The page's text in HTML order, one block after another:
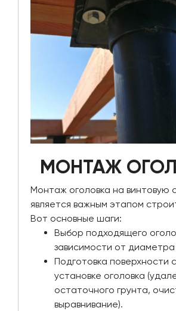
МОНТАЖ
Монтаж оголовка на винтовую
является важным этапом
Вот основные шаги:
Выбор подходящего
зависимости от диаметра
Подготовка поверхности
установке оголовка
остаточного грунта,
выравнивание).